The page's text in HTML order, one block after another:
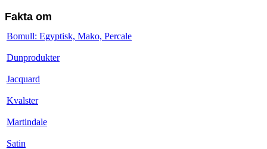
Fakta om
Bomull: Egyptisk, Mako, Percale
Dunprodukter
Jacquard
Kvalster
Martindale
Satin